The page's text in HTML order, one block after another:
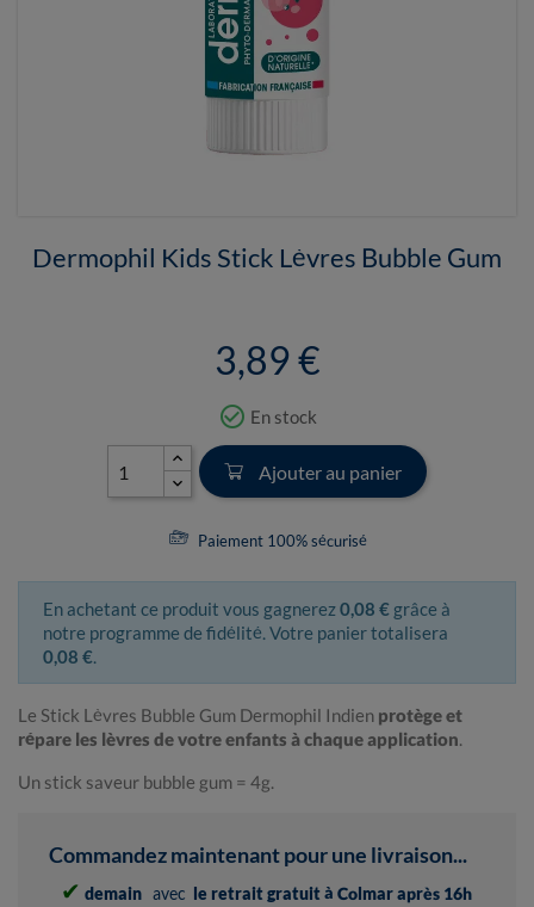
Dermophil Kids Stick Lèvres Bubble Gum
3,89 €
check_circle_outline En stock
Ajouter au panier
Paiement 100% sécurisé
En achetant ce produit vous gagnerez0,08 € grâce à
notre programme de fidélité. Votre panier totalisera
0,08 €.
Le Stick Lèvres Bubble Gum Dermophil Indien protège et
répare les lèvres de votre enfants à chaque application.
Un stick saveur bubble gum = 4g.
Commandez maintenant pour une livraison...
✔ demain avec le retrait gratuit à Colmar après 16h